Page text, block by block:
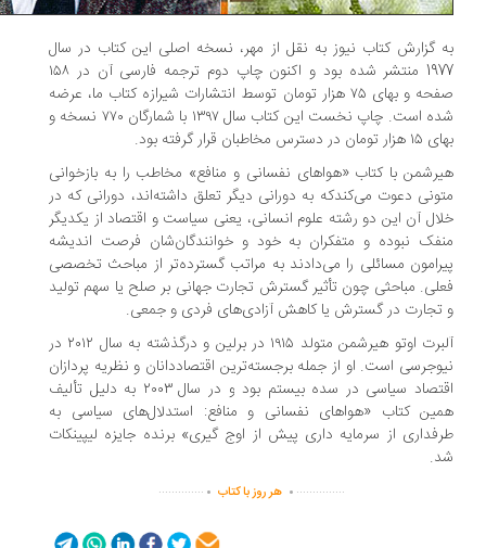
گزارش کتاب نیوز به نقل از مهر، نسخه اصلی این کتاب در سال
1977 منتشر شده بود و اکنون چاپ دوم ترجمه فارسی آن در ۱۵۸
صفحه و بهای ۷۵ هزار تومان توسط انتشارات شیرازه کتاب ما، عرضه
شده است. چاپ نخست این کتاب سال ۱۳۹۷ با شمارگان ۷۷۰ نسخه و
با کتاب «هواهای نفسانی و منافع» مخاطب را به بازخوانی
دعوت می‌کندکه به دورانی دیگر تعلق داشته‌اند، دورانی که در
آن این دو رشته علوم انسانی، یعنی سیاست و اقتصاد از یکدیگر
نبوده و متفکران به خود و خوانندگان‌شان فرصت اندیشه
مسائلی را می‌دادند به مراتب گسترده‌تر از مباحث تخصصی
مباحثی چون تأثیر گسترش تجارت جهانی بر صلح یا سهم تولید
در گسترش یا کاهش آزادی‌های فردی و جمعی.
آلبرت اوتو هیرشمن متولد ۱۹۱۵ در برلین و درگذشته به سال ۲۰۱۲ در
است. او از جمله برجسته‌ترین اقتصاددانان و نظریه پردازان
اقتصاد سیاسی در سده بیستم بود و در سال ۲۰۰۳ به دلیل تألیف
کتاب «هواهای نفسانی و منافع: استدلال‌های سیاسی به
از سرمایه داری پیش از اوج گیری» برنده جایزه لیپینکات
...............
. هر روز با کتاب .
..............